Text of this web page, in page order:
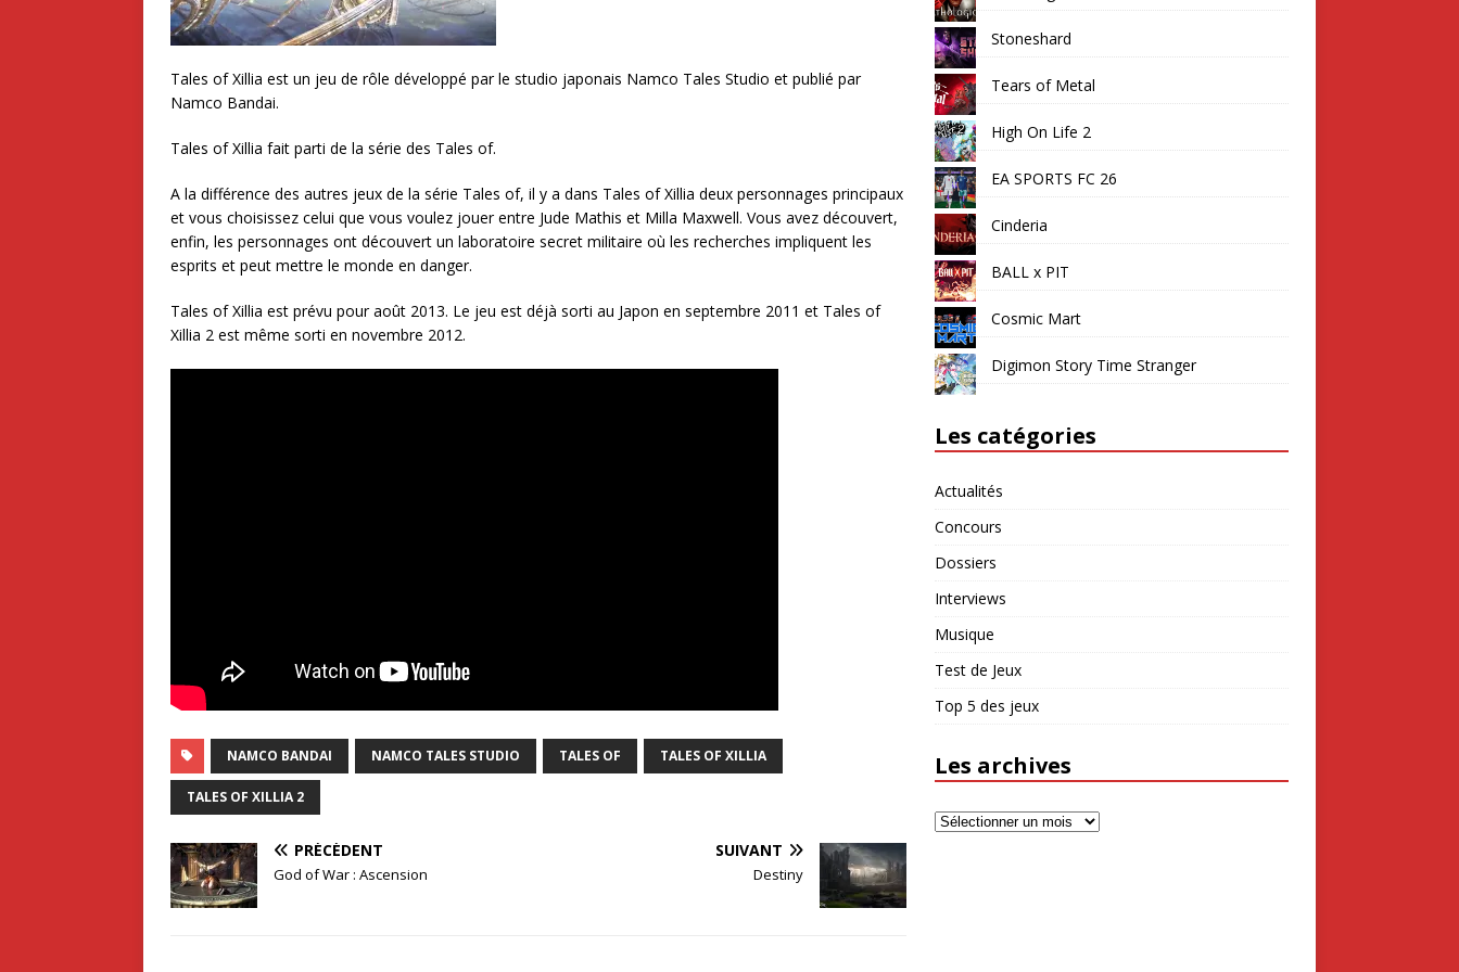
Tales of Xillia est un jeu de rôle développé par le studio japonais Namco Tales Studio et publié par
Namco Bandai.
Tales of Xillia fait parti de la série des Tales of.
A la différence des autres jeux de la série Tales of, il y a dans Tales of Xillia deux personnages principaux
et vous choisissez celui que vous voulez jouer entre Jude Mathis et Milla Maxwell. Vous avez découvert,
enfin, les personnages ont découvert un laboratoire secret militaire où les recherches impliquent les
esprits et peut mettre le monde en danger.
Tales of Xillia est prévu pour août 2013. Le jeu est déjà sorti au Japon en septembre 2011 et Tales of
Xillia 2 est même sorti en novembre 2012.
NAMCO BANDAI NAMCO TALES STUDIO TALES OF TALES OF XILLIA
TALES OF XILLIA 2
PRÉCÉDENT
God of War : Ascension
SUIVANT
Destiny
Stoneshard
Tears of Metal
High On Life 2
EA SPORTS FC 26
Cinderia
BALL x PIT
Cosmic Mart
Digimon Story Time Stranger
Les catégories
Actualités
Concours
Dossiers
Interviews
Musique
Test de Jeux
Top 5 des jeux
Les archives